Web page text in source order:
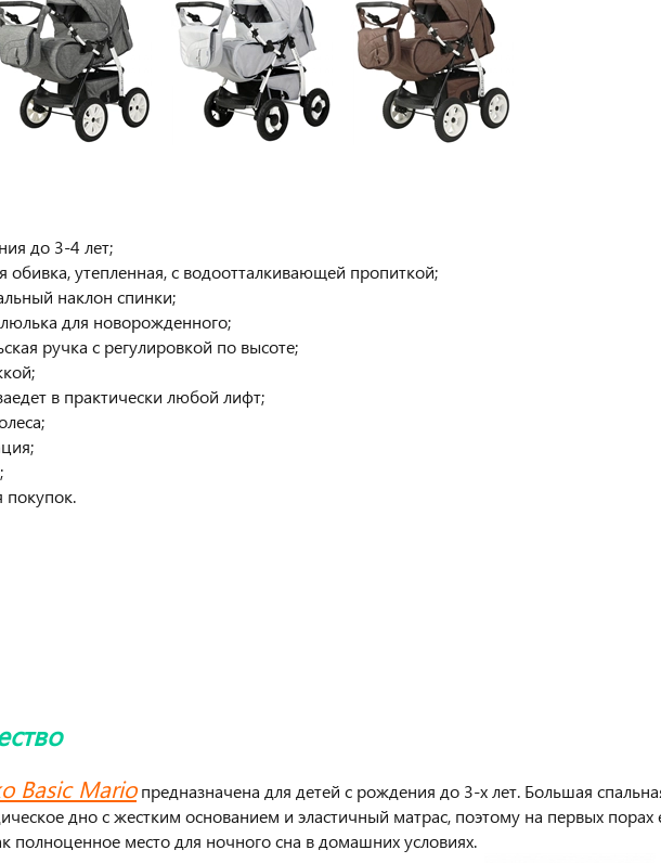
до 3-4 лет;
обивка, утепленная, с водоотталкивающей пропиткой;
наклон спинки;
для новорожденного;
ручка с регулировкой по высоте;
в практически любой лифт;
покупок.
Basic Marioпредназначена для детей с рождения до 3-х лет. Большая
дно с жестким основанием и эластичный матрас, поэтому на первых порах
полноценное место для ночного сна в домашних условиях.